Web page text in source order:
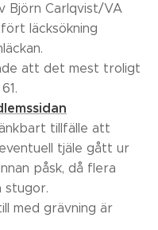
Björn Carlqvist/VA
läcksökning
att det mest troligt
tillfälle att
tjäle gått ur
påsk, då flera
stugor.
med grävning är